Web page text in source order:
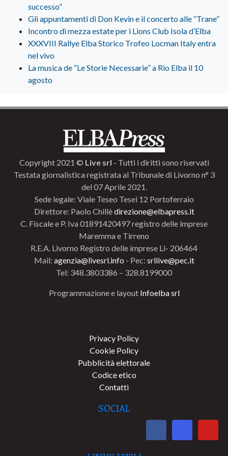
successo”
Gli appuntamenti di Don Kevin e il concerto alle “Trane”
Incontro di mezza estate per i Lions Club Isola d’Elba
XXXVIII Rallye Elba Storico Trofeo Locman Italy entra
nel vivo
La musica de “Le Storie Necessarie” a Rio Elba il 10
agosto
Copyright 2021 © Live srl - Tutti i diritti sono riservati
Testata giornalistica registrata al Tribunale di Livorno n° 3
del 07 Aprile 2021.
Sede legale: Viale Teseo Tesei 12 Portoferraio
Direttore: Paolo Chillèdirezione@elbapress.it
C. Fiscale e P. Iva 01891420497 registro delle imprese
Maremma e Tirreno
R.E.A. Livorno Registro delle imprese Li- 206464
Mail: agenzia@livesrl.info - Pec: srllive@pec.it
Tel: 348.3803386 – 328.8199000
Programmazione e layout Infoelba srl
Privacy Policy
Cookie Policy
Pubblicità elettorale
Codice etico
Contatti
SOCIAL